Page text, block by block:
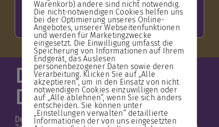
Video zur Gesamtaufnahme der Graner
Messe aus dem Oktober 2025 im
Magdeburger Dom
Die Geschichte des
Domchores
Der Magdeburger Domchor wurde 2019 mit der
Warenkorb) andere sind nicht notwendig.
Die nicht-notwendigen Cookies helfen uns
bei der Optimierung unseres Online-
Angebotes, unserer Webseitenfunktionen
und werden für Marketingzwecke
eingesetzt. Die Einwilligung umfasst die
Speicherung von Informationen auf Ihrem
Endgerät, das Auslesen
personenbezogener Daten sowie deren
Verarbeitung. Klicken Sie auf „Alle
akzeptieren“, um in den Einsatz von nicht
notwendigen Cookies einzuwilligen oder
auf „Alle ablehnen“, wenn Sie sich anders
entscheiden. Sie können unter
„Einstellungen verwalten“ detaillierte
Informationen der von uns eingesetzten